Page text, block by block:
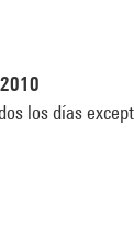
los días